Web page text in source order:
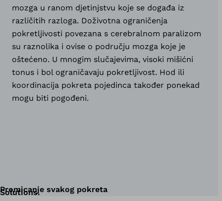
mozga u ranom djetinjstvu koje se događa iz
različitih razloga. Doživotna ograničenja
pokretljivosti povezana s cerebralnom paralizom
su raznolika i ovise o području mozga koje je
oštećeno. U mnogim slučajevima, visoki mišićni
tonus i bol ograničavaju pokretljivost. Hod ili
koordinacija pokreta pojedinca također ponekad
mogu biti pogođeni.
Solutions.
Promicanje svakog pokreta